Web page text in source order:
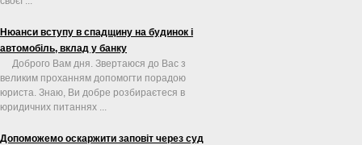
Нюанси вступу в спадщину на будинок і
автомобіль, вклад у банку
Доброго Вам дня. Звертаюся до Вас з
великим проханням допомогти порадою
юриста. Знаю, Ви добре розбираєтеся в
юридичних питаннях ...
Допоможемо оскаржити заповіт через суд